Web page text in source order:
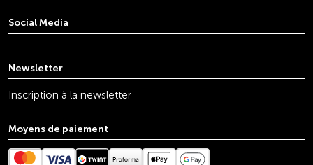
Social Media
Newsletter
Inscription à la newsletter
Moyens de paiement